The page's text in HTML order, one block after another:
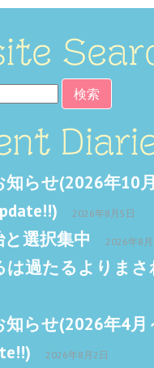
知らせ(2026年10
2026年8月5日
選択集中 2026年8
は過たるよりまさ
知らせ(2026年4月
2026年8月2日